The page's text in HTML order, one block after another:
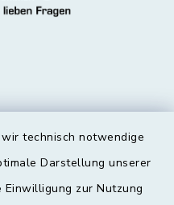
technisch notwendige
Darstellung unserer
Einwilligung zur Nutzung